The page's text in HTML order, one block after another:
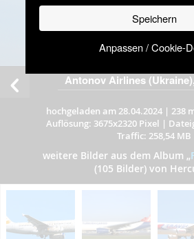
Speichern
Anpassen / Cookie-
Antonov Airlines
hochgeladen am 28.04.2024 | 238
Auflösung: 3675x2320 Pixel |
Traffic: 258,54 MB
weitere Bilder aus dem Album „
(105 Bilder) von